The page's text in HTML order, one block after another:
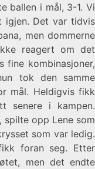
ballen i mål, 3-1. Vi
igjen. Det var tidvis
men dommerne
reagert om det
fine kombinasjoner,
tok den samme
mål. Heldigvis fikk
senere i kampen.
opp Lene som
som var ledig.
foran seg. Etter
men det endte